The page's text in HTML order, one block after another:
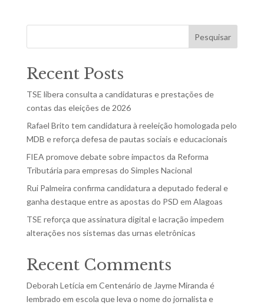
Pesquisar
Recent Posts
TSE libera consulta a candidaturas e prestações de
contas das eleições de 2026
Rafael Brito tem candidatura à reeleição homologada pelo
MDB e reforça defesa de pautas sociais e educacionais
FIEA promove debate sobre impactos da Reforma
Tributária para empresas do Simples Nacional
Rui Palmeira confirma candidatura a deputado federal e
ganha destaque entre as apostas do PSD em Alagoas
TSE reforça que assinatura digital e lacração impedem
alterações nos sistemas das urnas eletrônicas
Recent Comments
Deborah Letícia em Centenário de Jayme Miranda é
lembrado em escola que leva o nome do jornalista e